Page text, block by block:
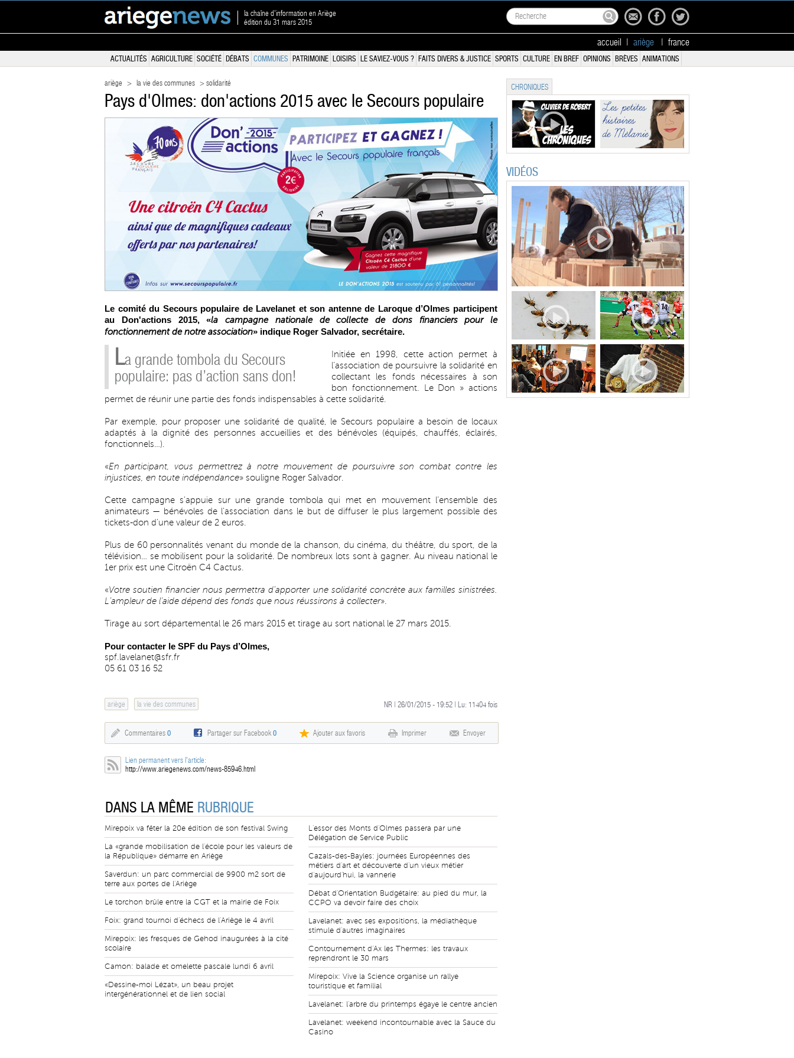
la chaîne d'information en Ariège
édition du 31 mars 2015
accueil ariège france
ACTUALITÉS AGRICULTURE SOCIÉTÉ DÉBATS COMMUNES PATRIMOINE LOISIRS LE SAVIEZ-VOUS ? FAITS DIVERS & JUSTICE SPORTS CULTURE EN BREF OPINIONS BRÈVES ANIMATIONS
ariège > la vie des communes > solidarité
Pays d'Olmes: don'actions 2015 avec le Secours populaire
Le comité du Secours populaire de Lavelanet et son antenne de Laroque d’Olmes participent
au Don'actions 2015, «la campagne nationale de collecte de dons financiers pour le
fonctionnement de notre association» indique Roger Salvador, secrétaire.
La grande tombola du Secours
populaire: pas d’action sans don!
Initiée en 1998, cette action permet à
l’association de poursuivre la solidarité en
collectant les fonds nécessaires à son
bon fonctionnement. Le Don » actions
permet de réunir une partie des fonds indispensables à cette solidarité.
Par exemple, pour proposer une solidarité de qualité, le Secours populaire a besoin de locaux
adaptés à la dignité des personnes accueillies et des bénévoles (équipés, chauffés, éclairés,
fonctionnels…).
«En participant, vous permettrez à notre mouvement de poursuivre son combat contre les
injustices, en toute indépendance» souligne Roger Salvador.
Cette campagne s’appuie sur une grande tombola qui met en mouvement l’ensemble des
animateurs — bénévoles de l’association dans le but de diffuser le plus largement possible des
tickets-don d’une valeur de 2 euros.
Plus de 60 personnalités venant du monde de la chanson, du cinéma, du théâtre, du sport, de la
télévision… se mobilisent pour la solidarité. De nombreux lots sont à gagner. Au niveau national le
1er prix est une Citroën C4 Cactus.
«Votre soutien financier nous permettra d’apporter une solidarité concrète aux familles sinistrées.
L’ampleur de l’aide dépend des fonds que nous réussirons à collecter».
Tirage au sort départemental le 26 mars 2015 et tirage au sort national le 27 mars 2015.
Pour contacter le SPF du Pays d’Olmes,
spf.lavelanet@sfr.fr
05 61 03 16 52
ariège la vie des communes NR | 26/01/2015 - 19:52 | Lu: 11404 fois
Commentaires 0 Partager sur Facebook0 Ajouter aux favoris Imprimer Envoyer
Lien permanent vers l'article:
http://www.ariegenews.com/news-85946.html
DANS LA MÊME RUBRIQUE
Mirepoix va fêter la 20e édition de son festival Swing
La «grande mobilisation de l'école pour les valeurs de
la République» démarre en Ariège
Saverdun: un parc commercial de 9900 m2 sort de
terre aux portes de l'Ariège
Le torchon brûle entre la CGT et la mairie de Foix
Foix: grand tournoi d'échecs de l'Ariège le 4 avril
Mirepoix: les fresques de Gehod inaugurées à la cité
scolaire
Camon: balade et omelette pascale lundi 6 avril
«Dessine-moi Lézat», un beau projet
intergénérationnel et de lien social
L'essor des Monts d'Olmes passera par une
Délégation de Service Public
Cazals-des-Bayles: journées Européennes des
métiers d'art et découverte d'un vieux métier
d'aujourd'hui, la vannerie
Débat d'Orientation Budgétaire: au pied du mur, la
CCPO va devoir faire des choix
Lavelanet: avec ses expositions, la médiathèque
stimule d'autres imaginaires
Contournement d'Ax les Thermes: les travaux
reprendront le 30 mars
Mirepoix: Vive la Science organise un rallye
touristique et familial
Lavelanet: l'arbre du printemps égaye le centre ancien
Lavelanet: weekend incontournable avec la Sauce du
Casino
CHRONIQUES
VIDÉOS